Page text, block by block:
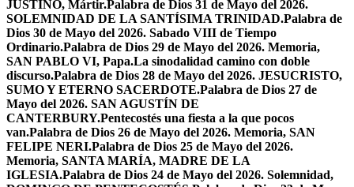
JUSTINO, Mártir.Palabra de Dios 31 de Mayo del 2026.
SOLEMNIDAD DE LA SANTÍSIMA TRINIDAD.Palabra de
Dios 30 de Mayo del 2026. Sabado VIII de Tiempo
Ordinario.Palabra de Dios 29 de Mayo del 2026. Memoria,
SAN PABLO VI, Papa.La sinodalidad camino con doble
discurso.Palabra de Dios 28 de Mayo del 2026. JESUCRISTO,
SUMO Y ETERNO SACERDOTE.Palabra de Dios 27 de
Mayo del 2026. SAN AGUSTÍN DE
CANTERBURY.Pentecostés una fiesta a la que pocos
van.Palabra de Dios 26 de Mayo del 2026. Memoria, SAN
FELIPE NERI.Palabra de Dios 25 de Mayo del 2026.
Memoria, SANTA MARÍA, MADRE DE LA
IGLESIA.Palabra de Dios 24 de Mayo del 2026. Solemnidad,